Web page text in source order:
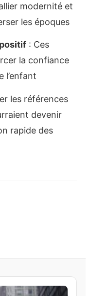
modernité et
les époques
: Ces
la confiance
l’enfant
les références
devenir
rapide des